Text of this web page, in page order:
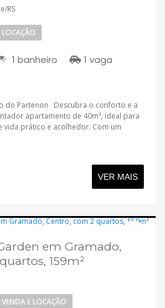
RS
LOCAÇÃO
1 banheiro
1 vaga
do Partenon Descubra o conforto e a
apartamento de 40m², ideal para
vida prático e acolhedor. Com um
VER MAIS
em Gramado,
159m²
VENDA E LOCAÇÃO